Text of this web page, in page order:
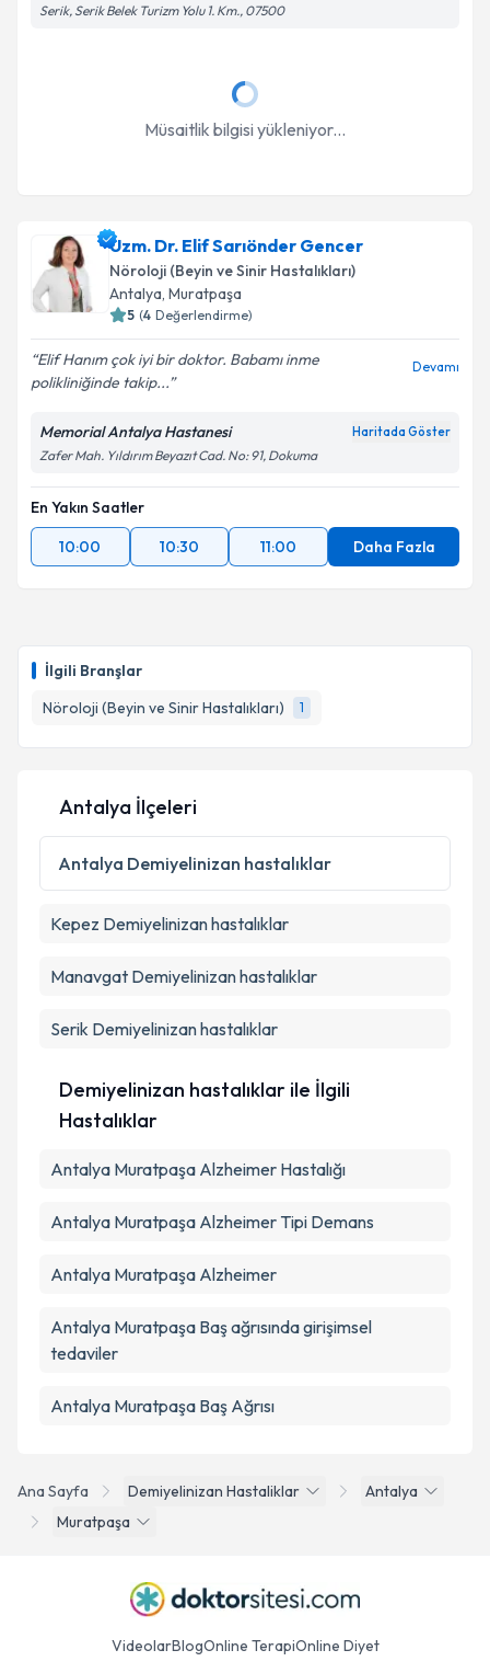
İlgili Branşlar
Nöroloji (Beyin ve Sinir Hastalıkları)
1
Serik, Serik Belek Turizm Yolu 1. Km., 07500
Müsaitlik bilgisi yükleniyor...
Uzm. Dr. Elif Sarıönder Gencer
Nöroloji (Beyin ve Sinir Hastalıkları)
Antalya, Muratpaşa
5 (4 Değerlendirme)
Elif Hanım çok iyi bir doktor. Babamı inme
polikliniğinde takip...
Devamı
Memorial Antalya Hastanesi Haritada Göster
Zafer Mah. Yıldırım Beyazıt Cad. No: 91, Dokuma
En Yakın Saatler
10:00
10:30 11:00 Daha Fazla
Ana Sayfa Demiyelinizan Hastaliklar
Antalya
Muratpaşa
Antalya İlçeleri
Antalya Demiyelinizan hastalıklar
Kepez Demiyelinizan hastalıklar
Manavgat Demiyelinizan hastalıklar
Serik Demiyelinizan hastalıklar
Demiyelinizan hastalıklar ile İlgili
Hastalıklar
Antalya Muratpaşa Alzheimer Hastalığı
Antalya Muratpaşa Alzheimer Tipi Demans
Antalya Muratpaşa Alzheimer
Antalya Muratpaşa Baş ağrısında girişimsel
tedaviler
Antalya Muratpaşa Baş Ağrısı
VideolarBlogOnline TerapiOnline Diyet